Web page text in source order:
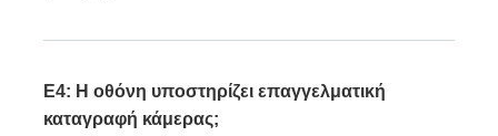
Ε4: Η οθόνη υποστηρίζει επαγγελματική
καταγραφή κάμερας;